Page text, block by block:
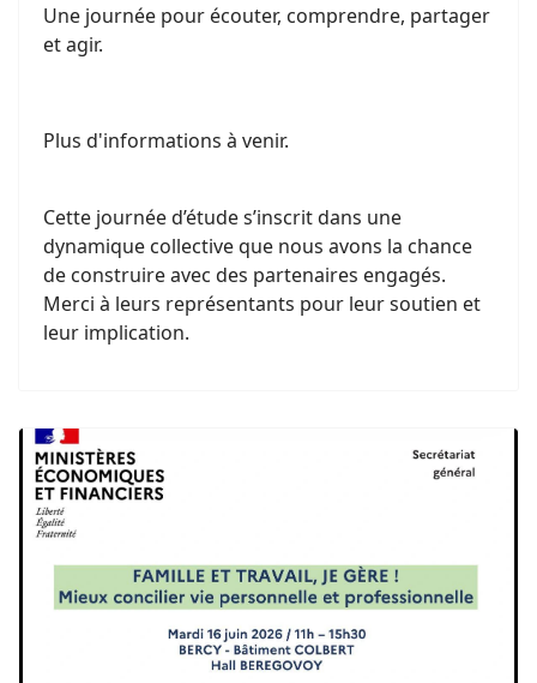
Une journée pour écouter, comprendre, partager
et agir.
Plus d'informations à venir.
Cette journée d’étude s’inscrit dans une
dynamique collective que nous avons la chance
de construire avec des partenaires engagés.
Merci à leurs représentants pour leur soutien et
leur implication.